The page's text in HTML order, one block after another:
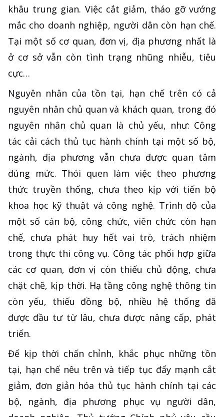
khâu trung gian. Việc cắt giảm, tháo gỡ vướng
mắc cho doanh nghiệp, người dân còn hạn chế.
Tại một số cơ quan, đơn vị, địa phương nhất là
ở cơ sở vẫn còn tình trạng nhũng nhiễu, tiêu
cực…
Nguyên nhân của tồn tại, hạn chế trên có cả
nguyên nhân chủ quan và khách quan, trong đó
nguyên nhân chủ quan là chủ yếu, như: Công
tác cải cách thủ tục hành chính tại một số bộ,
ngành, địa phương vẫn chưa được quan tâm
đúng mức. Thói quen làm việc theo phương
thức truyền thống, chưa theo kịp với tiến bộ
khoa học kỹ thuật và công nghệ. Trình độ của
một số cán bộ, công chức, viên chức còn hạn
chế, chưa phát huy hết vai trò, trách nhiệm
trong thực thi công vụ. Công tác phối hợp giữa
các cơ quan, đơn vị còn thiếu chủ động, chưa
chặt chẽ, kịp thời. Hạ tầng công nghệ thông tin
còn yếu, thiếu đồng bộ, nhiều hệ thống đã
được đầu tư từ lâu, chưa được nâng cấp, phát
triển.
Để kịp thời chấn chỉnh, khắc phục những tồn
tại, hạn chế nêu trên và tiếp tục đẩy mạnh cắt
giảm, đơn giản hóa thủ tục hành chính tại các
bộ, ngành, địa phương phục vụ người dân,